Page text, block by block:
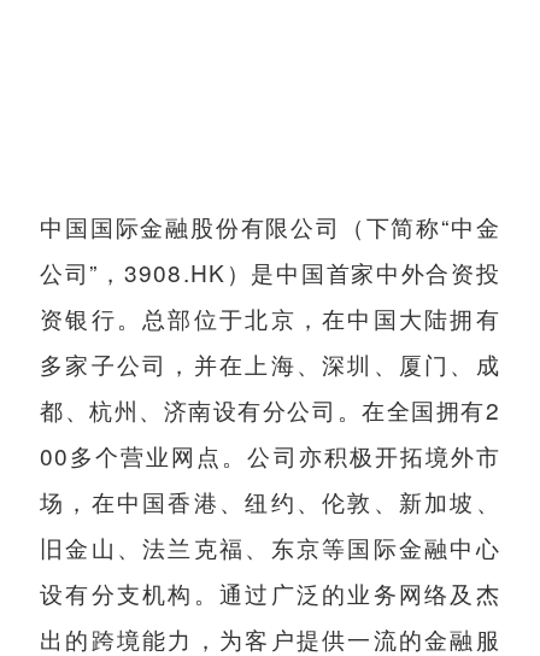
中国国际金融股份有限公司（下简称“中金
公司”，3908.HK）是中国首家中外合资投
资银行。总部位于北京，在中国大陆拥有
多家子公司，并在上海、深圳、厦门、成
都、杭州、济南设有分公司。在全国拥有2
00多个营业网点。公司亦积极开拓境外市
场，在中国香港、纽约、伦敦、新加坡、
旧金山、法兰克福、东京等国际金融中心
设有分支机构。通过广泛的业务网络及杰
出的跨境能力，为客户提供一流的金融服